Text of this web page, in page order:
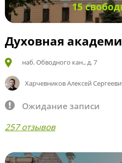
15
Духовная
наб. Обводного кан., д. 7
Харчевников Алексей
Ожидание записи
257 отзывов